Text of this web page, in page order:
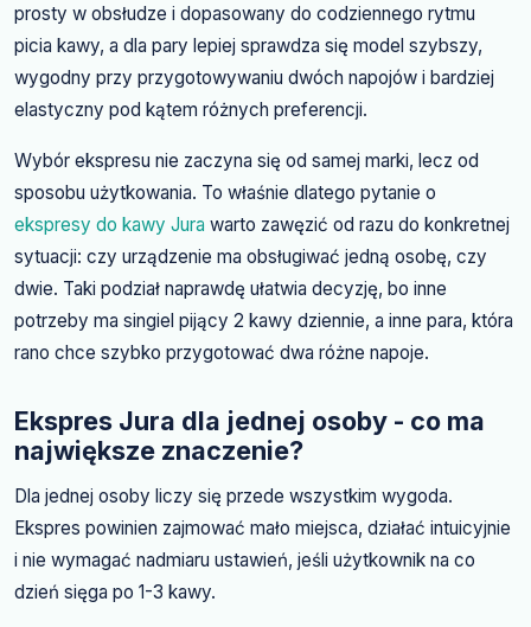
prosty w obsłudze i dopasowany do codziennego rytmu
picia kawy, a dla pary lepiej sprawdza się model szybszy,
wygodny przy przygotowywaniu dwóch napojów i bardziej
elastyczny pod kątem różnych preferencji.
Wybór ekspresu nie zaczyna się od samej marki, lecz od
sposobu użytkowania. To właśnie dlatego pytanie o
ekspresy do kawy Jura warto zawęzić od razu do konkretnej
sytuacji: czy urządzenie ma obsługiwać jedną osobę, czy
dwie. Taki podział naprawdę ułatwia decyzję, bo inne
potrzeby ma singiel pijący 2 kawy dziennie, a inne para, która
rano chce szybko przygotować dwa różne napoje.
Ekspres Jura dla jednej osoby - co ma
największe znaczenie?
Dla jednej osoby liczy się przede wszystkim wygoda.
Ekspres powinien zajmować mało miejsca, działać intuicyjnie
i nie wymagać nadmiaru ustawień, jeśli użytkownik na co
dzień sięga po 1-3 kawy.